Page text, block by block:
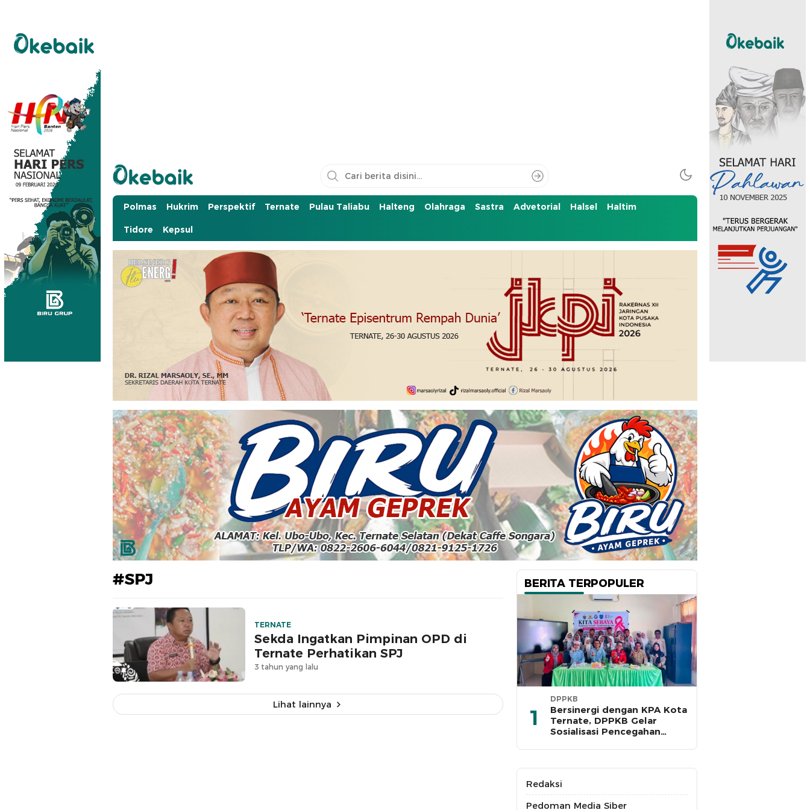
Okebaik.id
Baiknya Dibaca
Polmas Hukrim Perspektif Ternate Pulau Taliabu Halteng Olahraga Sastra Advetorial Halsel Haltim
Tidore Kepsul
#SPJ
TERNATE
Sekda Ingatkan Pimpinan OPD di
Ternate Perhatikan SPJ
3 tahun yang lalu
Lihat lainnya
BERITA TERPOPULER
1
DPPKB
Bersinergi dengan KPA Kota
Ternate, DPPKB Gelar
Sosialisasi Pencegahan
Redaksi
Pedoman Media Siber